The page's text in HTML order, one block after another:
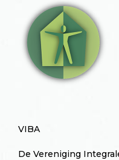
VIBA
De Vereniging